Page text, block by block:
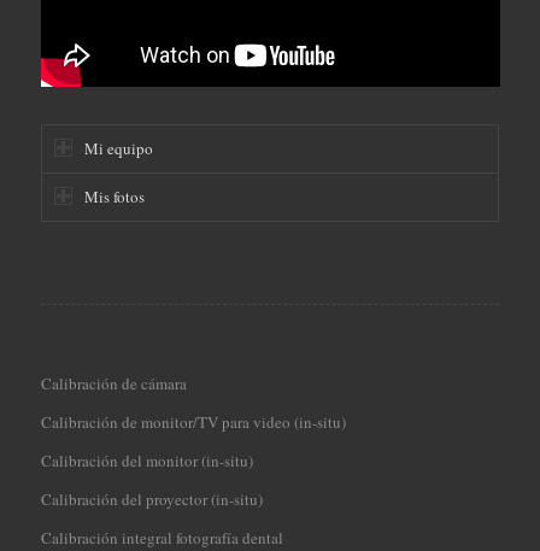
Mi equipo
Mis fotos
Calibración de cámara
Calibración de monitor/TV para video (in-situ)
Calibración del monitor (in-situ)
Calibración del proyector (in-situ)
Calibración integral fotografía dental